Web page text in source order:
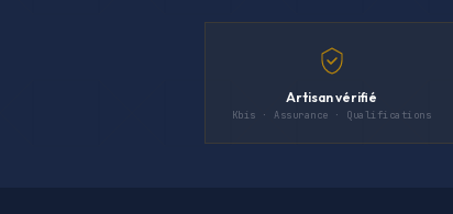
Artisan vérifié
Kbis · Assurance · Qualifications